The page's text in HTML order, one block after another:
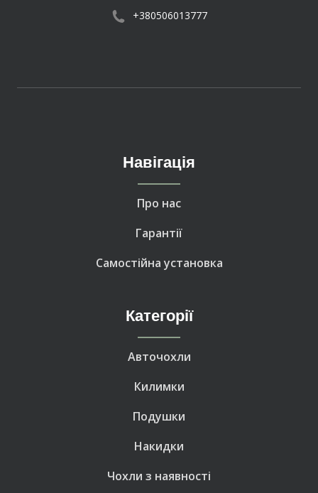
+380506013777
Навігація
Про нас
Гарантії
Самостійна установка
Категорії
Авточохли
Килимки
Подушки
Накидки
Чохли з наявності